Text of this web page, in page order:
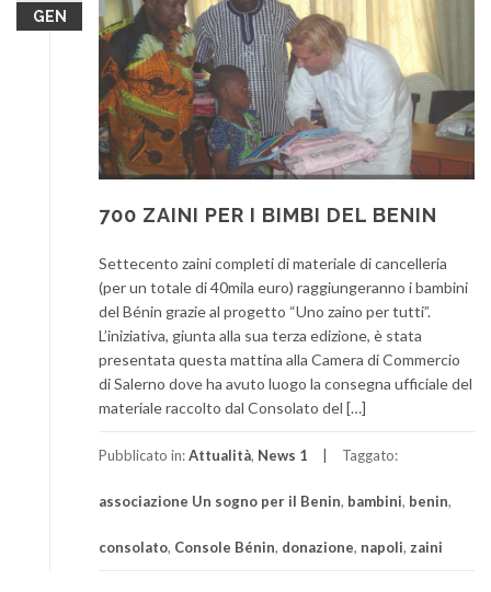
GEN
700 ZAINI PER I BIMBI DEL BENIN
Settecento zaini completi di materiale di cancelleria
(per un totale di 40mila euro) raggiungeranno i bambini
del Bénin grazie al progetto “Uno zaino per tutti”.
L’iniziativa, giunta alla sua terza edizione, è stata
presentata questa mattina alla Camera di Commercio
di Salerno dove ha avuto luogo la consegna ufficiale del
materiale raccolto dal Consolato del […]
Pubblicato in:Attualità, News 1 Taggato:
associazione Un sogno per il Benin, bambini, benin,
consolato, Console Bénin, donazione, napoli, zaini